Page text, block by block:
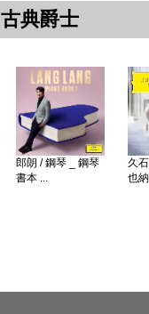
古典爵士
郎朗 / 鋼琴 _ 鋼琴
書本 ...
久
也